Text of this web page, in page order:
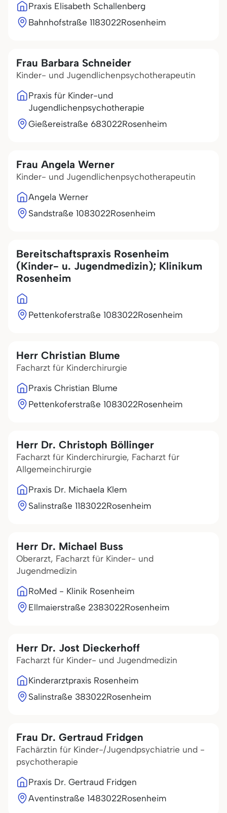
Praxis Elisabeth Schallenberg
Bahnhofstraße 1183022Rosenheim
Frau Barbara Schneider
Kinder- und Jugendlichenpsychotherapeutin
Praxis für Kinder-und
Jugendlichenpsychotherapie
Gießereistraße 683022Rosenheim
Frau Angela Werner
Kinder- und Jugendlichenpsychotherapeutin
Angela Werner
Sandstraße 1083022Rosenheim
Bereitschaftspraxis Rosenheim
(Kinder- u. Jugendmedizin); Klinikum
Rosenheim
Pettenkoferstraße 1083022Rosenheim
Herr Christian Blume
Facharzt für Kinderchirurgie
Praxis Christian Blume
Pettenkoferstraße 1083022Rosenheim
Herr Dr. Christoph Böllinger
Facharzt für Kinderchirurgie, Facharzt für
Allgemeinchirurgie
Praxis Dr. Michaela Klem
Salinstraße 1183022Rosenheim
Herr Dr. Michael Buss
Oberarzt, Facharzt für Kinder- und
Jugendmedizin
RoMed - Klinik Rosenheim
Ellmaierstraße 2383022Rosenheim
Herr Dr. Jost Dieckerhoff
Facharzt für Kinder- und Jugendmedizin
Kinderarztpraxis Rosenheim
Salinstraße 383022Rosenheim
Frau Dr. Gertraud Fridgen
Fachärztin für Kinder-/Jugendpsychiatrie und -
psychotherapie
Praxis Dr. Gertraud Fridgen
Aventinstraße 1483022Rosenheim